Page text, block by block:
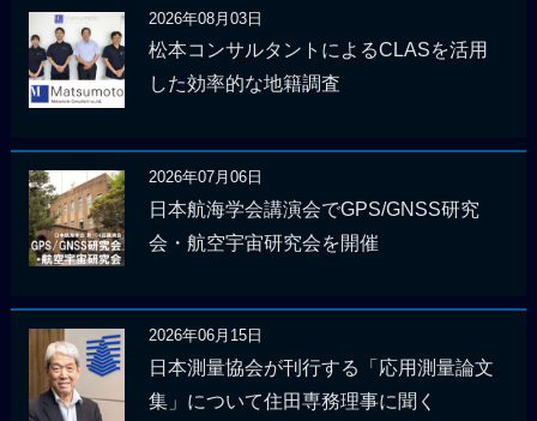
2026年08月03日
松本コンサルタントによるCLASを活用
した効率的な地籍調査
2026年07月06日
日本航海学会講演会でGPS/GNSS研究
会・航空宇宙研究会を開催
2026年06月15日
日本測量協会が刊行する「応用測量論文
集」について住田専務理事に聞く